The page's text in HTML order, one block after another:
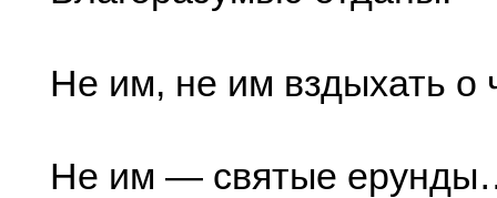
Не им, не им вздыхать о
Не им — святые